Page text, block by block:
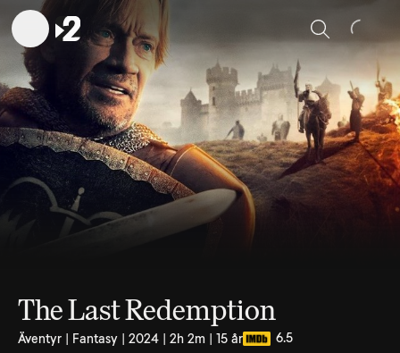
Sök
The Last Redemption
Äventyr | Fantasy | 2024 | 2h 2m | 15 år 6.5